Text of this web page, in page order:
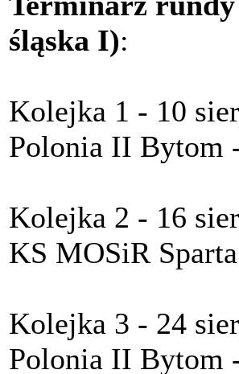
śląska I):
Kolejka 1 - 10
Polonia II Bytom
Kolejka 2 - 16
KS MOSiR
Kolejka 3 - 24
Polonia II Bytom